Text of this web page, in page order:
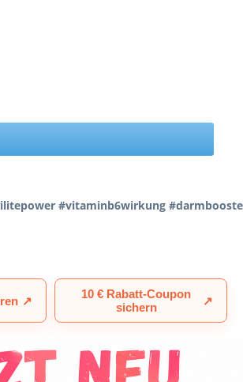
#vitaminb6wirkung
↗
10 € Rabatt-Coupon
sichern
↗